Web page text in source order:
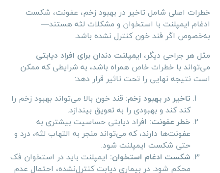
خطرات اصلی شامل تاخیر در بهبود زخم، عفونت، شکست
ادغام ایمپلنت با استخوان و مشکلات لثه هستند—
به‌خصوص اگر قند خون کنترل نشده باشد.
مثل هر جراحی دیگر، ایمپلنت دندان برای افراد دیابتی
می‌تواند با خطرات خاص همراه باشد، به شرایطی که ممکن
است نتیجه نهایی را تحت تاثیر قرار دهد:
تاخیر در بهبود زخم: قند خون بالا می‌تواند بهبود زخم را
کند کند و بهبودی را به تعویق بیندازد.
خطر عفونت: افراد دیابتی حساسیت بیشتری به
عفونت‌ها دارند، که می‌تواند منجر به التهاب لثه، درد و
حتی شکست ایمپلنت شود.
شکست ادغام استخوان: ایمپلنت باید در استخوان فک
محکم شود. در بیماری دیابت کنترل‌نشده، احتمال عدم